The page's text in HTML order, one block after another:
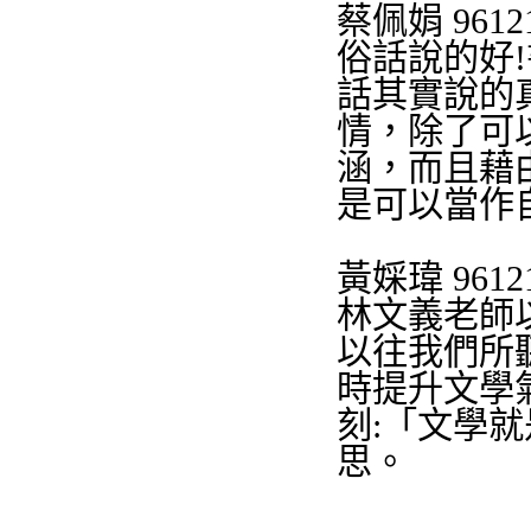
蔡佩娟
俗話說的好!
話其實說的
情，除了可
涵，而且藉
是可以當作
黃婇瑋
林文義老師
以往我們所
時提升文學
刻 : 「文學
思。